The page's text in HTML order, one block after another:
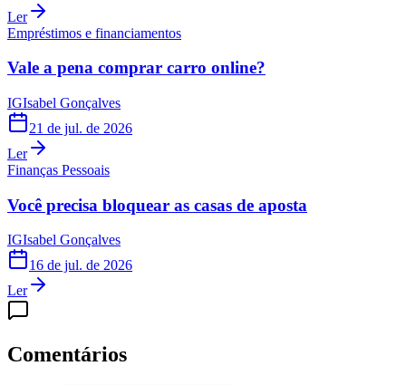
Ler
Empréstimos e financiamentos
Vale a pena comprar carro online?
IGIsabel Gonçalves
21 de jul. de 2026
Ler
Finanças Pessoais
Você precisa bloquear as casas de aposta
IGIsabel Gonçalves
16 de jul. de 2026
Ler
Comentários